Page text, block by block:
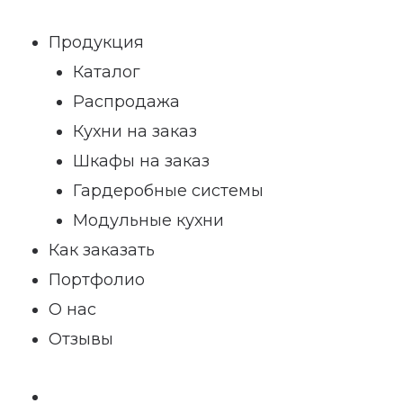
Продукция
Каталог
Распродажа
Кухни на заказ
Шкафы на заказ
Гардеробные системы
Модульные кухни
Как заказать
Портфолио
О нас
Отзывы